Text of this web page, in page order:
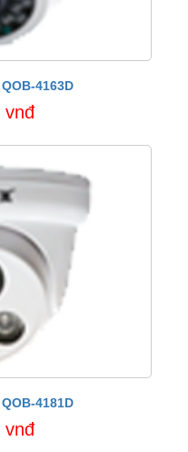
4163D
vnđ
4181D
vnđ